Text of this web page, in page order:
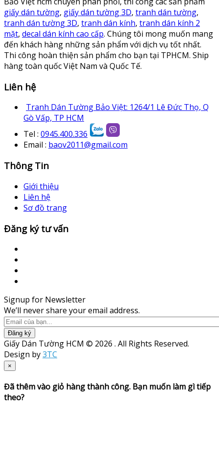
giấy dán tường, giấy dán tường 3D, tranh dán tường,
tranh dán tường 3D, tranh dán kính, tranh dán kính 2
mặt, decal dán kính cao cấp. Chúng tôi mong muốn mang
đến khách hàng những sản phẩm với dịch vụ tốt nhất.
Thi công hoàn thiện sản phẩm cho bạn tại TPHCM. Ship
hàng toàn quốc Việt Nam và Quốc Tế.
Liên hệ
Tranh Dán Tường Bảo Việt: 1264/1 Lê Đức Thọ, Q
Gò Vấp, TP HCM
Tel : 0945.400.336
Email : baov2011@gmail.com
Thông Tin
Giới thiệu
Liên hệ
Sơ đồ trang
Đăng ký tư vấn
Signup for Newsletter
We’ll never share your email address.
Đăng ký
Giấy Dán Tường HCM © 2026 . All Rights Reserved.
Design by3TC
×
Đã thêm vào giỏ hàng thành công. Bạn muốn làm gì tiếp
theo?